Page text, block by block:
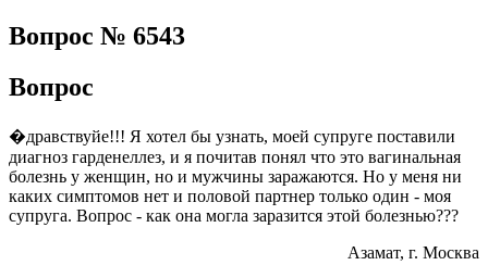
Вопрос № 6543
Вопрос
�дравствуйе!!! Я хотел бы узнать, моей супруге поставили
диагноз гарденеллез, и я почитав понял что это вагинальная
болезнь у женщин, но и мужчины заражаются. Но у меня ни
каких симптомов нет и половой партнер только один - моя
супруга. Вопрос - как она могла заразится этой болезнью???
Азамат, г. Москва